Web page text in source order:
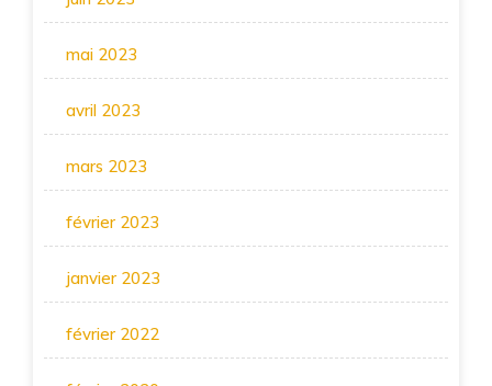
mai 2023
avril 2023
mars 2023
février 2023
janvier 2023
février 2022